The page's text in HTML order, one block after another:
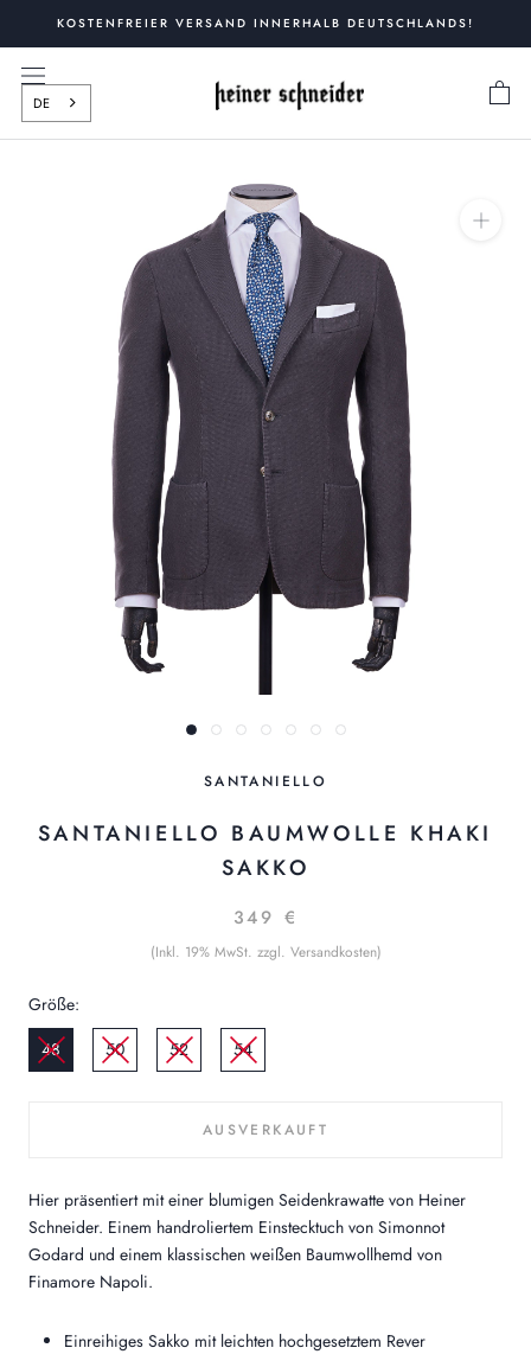
springen
KOSTENFREIER VERSAND INNERHALB DEUTSCHLANDS!
DE
SANTANIELLO
SANTANIELLO BAUMWOLLE KHAKI
SAKKO
349 €
(Inkl. 19% MwSt. zzgl. Versandkosten)
Größe:
48
50 52 54
AUSVERKAUFT
Hier präsentiert mit einer blumigen Seidenkrawatte von Heiner
Schneider. Einem handroliertem Einstecktuch von Simonnot
Godard und einem klassischen weißen Baumwollhemd von
Finamore Napoli.
Einreihiges Sakko mit leichten hochgesetztem Rever